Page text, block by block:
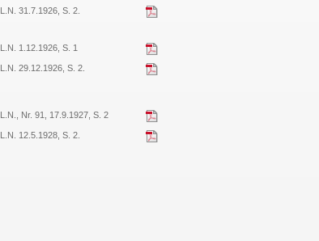
L.N. 31.7.1926, S. 2.
L.N. 1.12.1926, S. 1
L.N. 29.12.1926, S. 2.
L.N., Nr. 91, 17.9.1927, S. 2
L.N. 12.5.1928, S. 2.